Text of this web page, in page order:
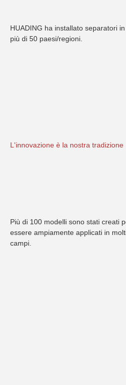
HUADING ha installato separatori in
più di 50 paesi/regioni.
L'innovazione è la nostra tradizione
Più di 100 modelli sono stati creati
essere ampiamente applicati in
campi.